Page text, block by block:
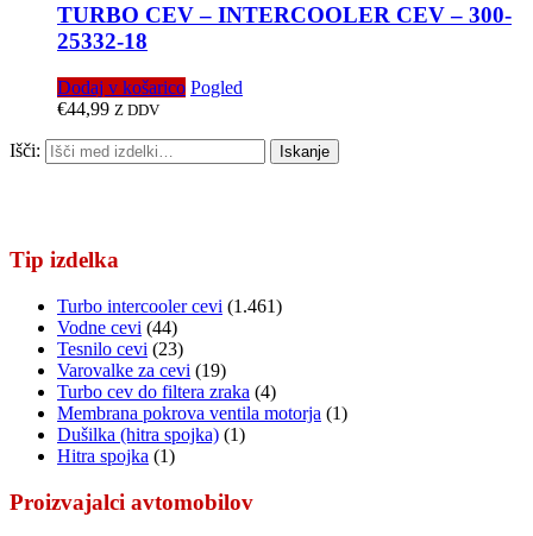
TURBO CEV – INTERCOOLER CEV – 300-
25332-18
Dodaj v košarico Pogled
€44,99 Z DDV
Išči: Iskanje
Tip izdelka
Turbo intercooler cevi (1.461)
Vodne cevi (44)
Tesnilo cevi (23)
Varovalke za cevi (19)
Turbo cev do filtera zraka (4)
Membrana pokrova ventila motorja (1)
Dušilka (hitra spojka) (1)
Hitra spojka (1)
Proizvajalci avtomobilov